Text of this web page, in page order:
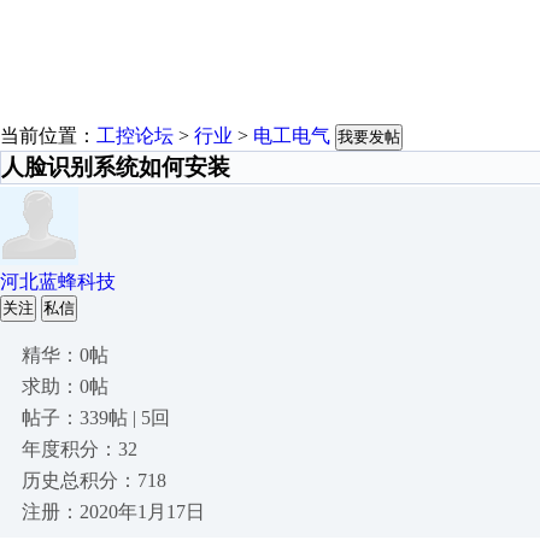
当前位置： 工控论坛 > 行业 > 电工电气 我要发帖
人脸识别系统如何安装
河北蓝蜂科技
关注 私信
精华：0帖
求助：0帖
帖子：339帖 | 5回
年度积分：32
历史总积分：718
注册：2020年1月17日